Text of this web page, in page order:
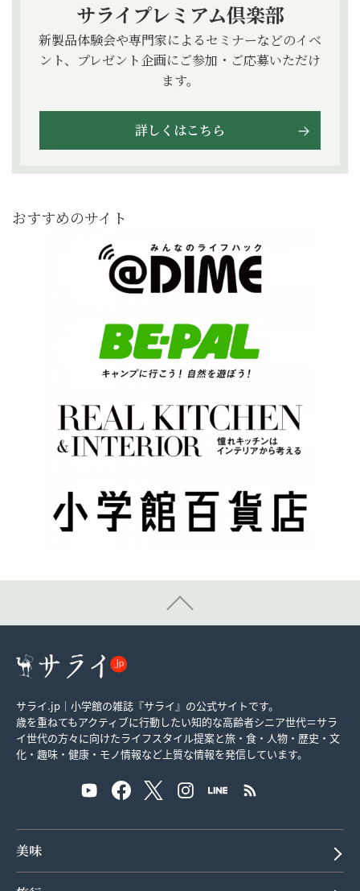
サライプレミアム倶楽部
新製品体験会や専門家によるセミナーなどのイベ
ント、プレゼント企画にご参加・ご応募いただけ
ます。
詳しくはこちら
おすすめのサイト
サライ.jp｜小学館の雑誌『サライ』の公式サイトです。
歳を重ねてもアクティブに行動したい知的な高齢者シニア世代＝サラ
イ世代の方々に向けたライフスタイル提案と旅・食・人物・歴史・文
化・趣味・健康・モノ情報など上質な情報を発信しています。
美味